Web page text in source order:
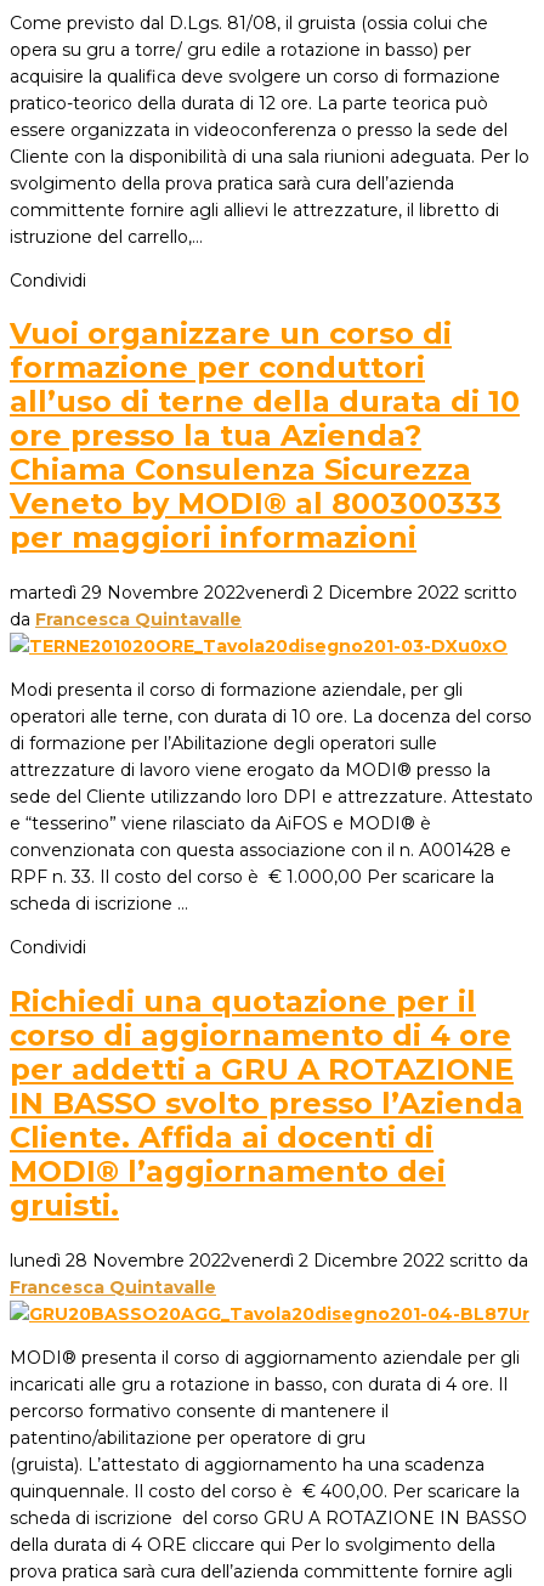
Come previsto dal D.Lgs. 81/08, il gruista (ossia colui che
opera su gru a torre/ gru edile a rotazione in basso) per
acquisire la qualifica deve svolgere un corso di formazione
pratico-teorico della durata di 12 ore. La parte teorica può
essere organizzata in videoconferenza o presso la sede del
Cliente con la disponibilità di una sala riunioni adeguata. Per lo
svolgimento della prova pratica sarà cura dell’azienda
committente fornire agli allievi le attrezzature, il libretto di
istruzione del carrello,…
Condividi
Vuoi organizzare un corso di
formazione per conduttori
all’uso di terne della durata di 10
ore presso la tua Azienda?
Chiama Consulenza Sicurezza
Veneto by MODI® al 800300333
per maggiori informazioni
martedì 29 Novembre 2022venerdì 2 Dicembre 2022 scritto
da Francesca Quintavalle
Modi presenta il corso di formazione aziendale, per gli
operatori alle terne, con durata di 10 ore. La docenza del corso
di formazione per l’Abilitazione degli operatori sulle
attrezzature di lavoro viene erogato da MODI® presso la
sede del Cliente utilizzando loro DPI e attrezzature. Attestato
e “tesserino” viene rilasciato da AiFOS e MODI® è
convenzionata con questa associazione con il n. A001428 e
RPF n. 33. Il costo del corso è € 1.000,00 Per scaricare la
scheda di iscrizione …
Condividi
Richiedi una quotazione per il
corso di aggiornamento di 4 ore
per addetti a GRU A ROTAZIONE
IN BASSO svolto presso l’Azienda
Cliente. Affida ai docenti di
MODI® l’aggiornamento dei
gruisti.
lunedì 28 Novembre 2022venerdì 2 Dicembre 2022 scritto da
Francesca Quintavalle
MODI® presenta il corso di aggiornamento aziendale per gli
incaricati alle gru a rotazione in basso, con durata di 4 ore. Il
percorso formativo consente di mantenere il
patentino/abilitazione per operatore di gru
(gruista). L’attestato di aggiornamento ha una scadenza
quinquennale. Il costo del corso è € 400,00. Per scaricare la
scheda di iscrizione del corso GRU A ROTAZIONE IN BASSO
della durata di 4 ORE cliccare qui Per lo svolgimento della
prova pratica sarà cura dell’azienda committente fornire agli